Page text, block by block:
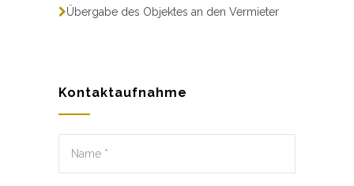
Übergabe des Objektes an den Vermieter
Kontaktaufnahme